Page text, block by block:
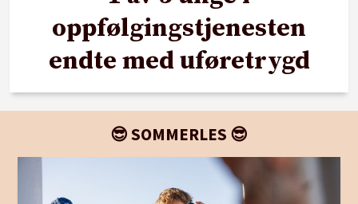
oppfølgingstjenesten
endte med uføretrygd
😎 SOMMERLES 😎